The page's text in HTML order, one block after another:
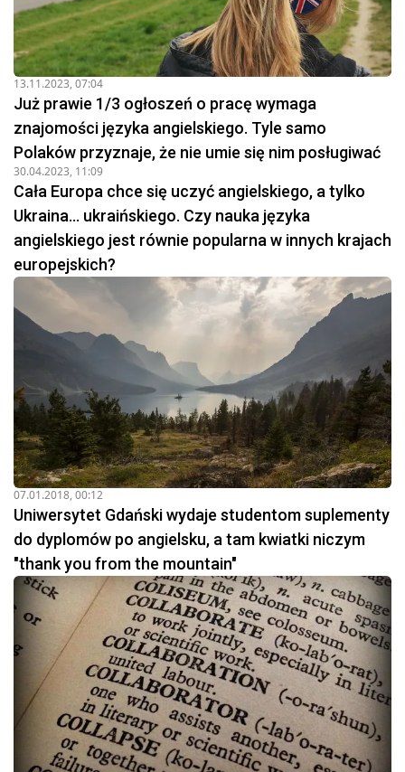
13.11.2023, 07:04
Już prawie 1/3 ogłoszeń o pracę wymaga
znajomości języka angielskiego. Tyle samo
Polaków przyznaje, że nie umie się nim posługiwać
30.04.2023, 11:09
Cała Europa chce się uczyć angielskiego, a tylko
Ukraina... ukraińskiego. Czy nauka języka
angielskiego jest równie popularna w innych krajach
europejskich?
07.01.2018, 00:12
Uniwersytet Gdański wydaje studentom suplementy
do dyplomów po angielsku, a tam kwiatki niczym
"thank you from the mountain"